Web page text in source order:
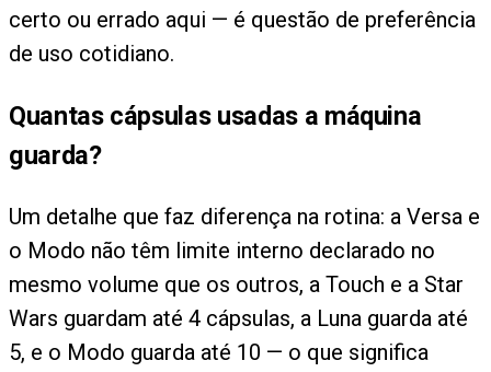
certo ou errado aqui — é questão de preferência
de uso cotidiano.
Quantas cápsulas usadas a máquina
guarda?
Um detalhe que faz diferença na rotina: a Versa e
o Modo não têm limite interno declarado no
mesmo volume que os outros, a Touch e a Star
Wars guardam até 4 cápsulas, a Luna guarda até
5, e o Modo guarda até 10 — o que significa